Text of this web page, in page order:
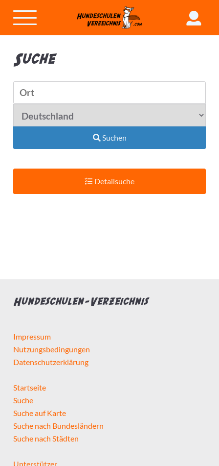
Suche
Suchen
Detailsuche
Preis pro Stunde max.
Hundeschule...
macht Hausbesuche
Selbstständig seit mindestens
Hundeschulen-Verzeichnis
Impressum
Nutzungsbedingungen
Datenschutzerklärung
Startseite
Suche
Suche auf Karte
Suche nach Bundesländern
Suche nach Städten
Unterstützer